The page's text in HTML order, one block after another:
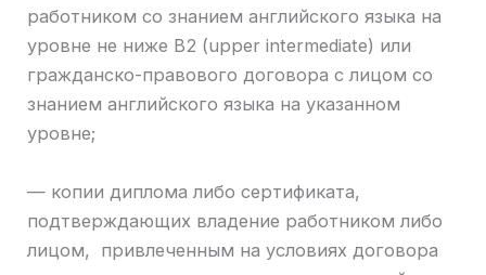
работником со знанием английского языка на
уровне не ниже B2 (upper intermediate) или
гражданско-правового договора с лицом со
знанием английского языка на указанном
уровне;
— копии диплома либо сертификата,
подтверждающих владение работником либо
лицом, привлеченным на условиях договора